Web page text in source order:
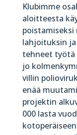
Klubimme
aloitteesta
lahjoituksin
tehneet työtä
jo
villin
enää
projektin
000 lasta